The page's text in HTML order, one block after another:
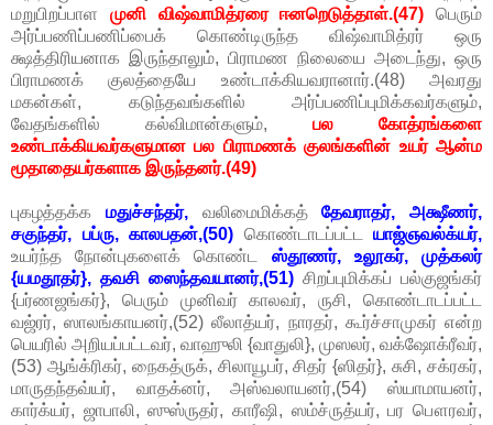
மறுபிறப்பாள முனி விஷ்வாமித்ரரை ஈனறெடுத்தாள்.(47) பெரும்
அர்ப்பணிப்பணிப்பைக் கொண்டிருந்த விஷ்வாமித்ரர் ஒரு
க்ஷத்திரியனாக இருந்தாலும், பிராமண நிலையை அடைந்து, ஒரு
பிராமணக் குலத்தையே உண்டாக்கியவரானார்.(48) அவரது
மகன்கள், கடுந்தவங்களில் அர்ப்பணிப்புமிக்கவர்களும்,
வேதங்களில் கல்விமான்களும், பல கோத்ரங்களை
உண்டாக்கியவர்களுமான பல பிராமணக் குலங்களின் உயர் ஆன்ம
மூதாதையர்களாக இருந்தனர்.(49)
புகழத்தக்க மதுச்சந்தர்,வலிமைமிக்கத்தேவராதர், அக்ஷீணர்,
சகுந்தர், பப்ரு, காலபதன்,(50) கொண்டாடப்பட்ட யாஜ்ஞவல்க்யர்,
உயர்ந்த நோன்புகளைக் கொண்ட ஸ்தூணர், உலூகர், முத்கலர்
{யமதூதர்}, தவசி ஸைந்தவயானர்,(51) சிறப்புமிக்கப் பல்குஜங்கர்
{பர்ணஜங்கர்}, பெரும் முனிவர் காலவர், ருசி, கொண்டாடப்பட்ட
வஜ்ரர், ஸாலங்காயனர்,(52) லீலாத்யர், நாரதர், கூர்ச்சாமுகர் என்ற
பெயரில் அறியப்பட்டவர், வாஹுலி {வாதுலி}, முஸலர், வக்ஷோக்ரீவர்,
(53) ஆங்க்ரிகர், நைகத்ருக், சிலாயூபர், சிதர் {ஸிதர்}, சுசி, சக்ரகர்,
மாருதந்தவ்யர், வாதக்னர், அஸ்வலாயனர்,(54) ஸ்யாமாயனர்,
கார்க்யர், ஜாபாலி, ஸுஸ்ருதர், காரீஷி, ஸம்ச்ருத்யர், பர பௌரவர்,